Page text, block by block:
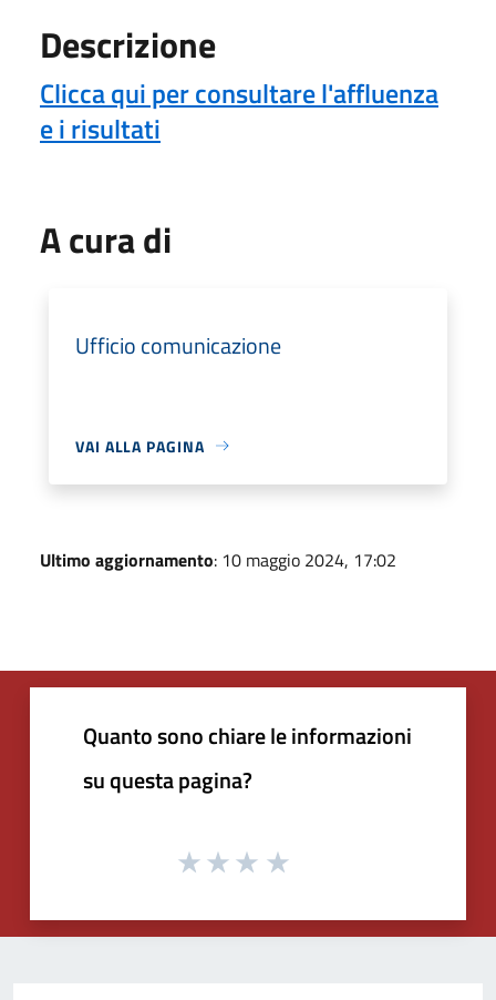
Descrizione
Clicca qui per consultare l'affluenza
e i risultati
A cura di
Ufficio comunicazione
VAI ALLA PAGINA
Ultimo aggiornamento: 10 maggio 2024, 17:02
Quanto sono chiare le informazioni
su questa pagina?